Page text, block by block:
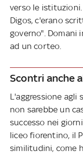
verso le
Digos, c'erano
governo".
ad un corteo.
Scontri anche
L'aggressione agli
non sarebbe un
successo nei
liceo fiorentino, il
similitudini, come